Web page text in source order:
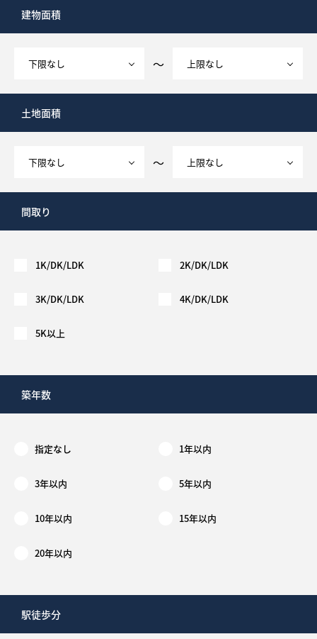
建物面積
～
土地面積
～
間取り
1K/DK/LDK 2K/DK/LDK
3K/DK/LDK 4K/DK/LDK
5K以上
築年数
指定なし 1年以内
3年以内 5年以内
10年以内 15年以内
20年以内
駅徒歩分